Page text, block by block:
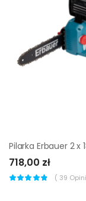
718,00 zł
( 39